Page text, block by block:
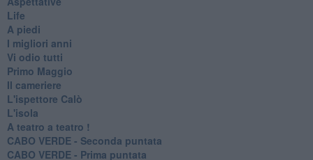
Life
A piedi
I migliori anni
Vi odio tutti
Primo Maggio
Il cameriere
L'ispettore Calò
L'isola
A teatro a teatro !
CABO VERDE - Seconda puntata
CABO VERDE - Prima puntata